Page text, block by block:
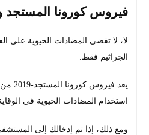
فيروس كورونا المستجد
لا، لا تقضي المضادات الحيوية على
الجراثيم فقط.
يعد
استخدام المضادات الحيوية في
ومع ذلك، إذا تم إدخالك إلى